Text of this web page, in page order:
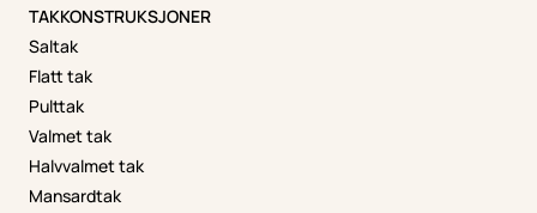
TAKKONSTRUKSJONER
Saltak
Flatt tak
Pulttak
Valmet tak
Halvvalmet tak
Mansardtak